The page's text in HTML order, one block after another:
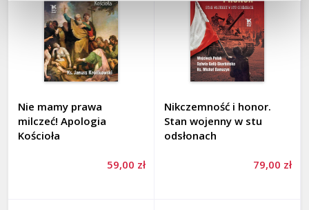
Nie mamy prawa
milczeć! Apologia
Kościoła
59,00 zł
Nikczemność i honor.
Stan wojenny w stu
odsłonach
79,00 zł